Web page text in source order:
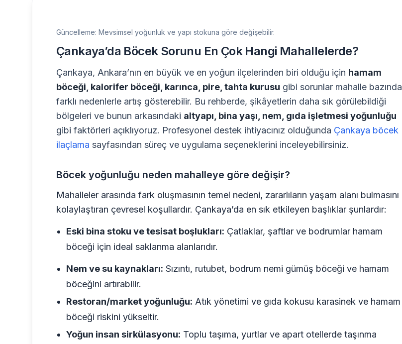
Güncelleme: Mevsimsel yoğunluk ve yapı stokuna göre değişebilir.
Çankaya’da Böcek Sorunu En Çok Hangi Mahallelerde?
Çankaya, Ankara’nın en büyük ve en yoğun ilçelerinden biri olduğu için hamam
böceği, kalorifer böceği, karınca, pire, tahta kurusu gibi sorunlar mahalle bazında
farklı nedenlerle artış gösterebilir. Bu rehberde, şikâyetlerin daha sık görülebildiği
bölgeleri ve bunun arkasındaki altyapı, bina yaşı, nem, gıda işletmesi yoğunluğu
gibi faktörleri açıklıyoruz. Profesyonel destek ihtiyacınız olduğunda Çankaya böcek
ilaçlama sayfasından süreç ve uygulama seçeneklerini inceleyebilirsiniz.
Böcek yoğunluğu neden mahalleye göre değişir?
Mahalleler arasında fark oluşmasının temel nedeni, zararlıların yaşam alanı bulmasını
kolaylaştıran çevresel koşullardır. Çankaya’da en sık etkileyen başlıklar şunlardır:
Eski bina stoku ve tesisat boşlukları: Çatlaklar, şaftlar ve bodrumlar hamam
böceği için ideal saklanma alanlarıdır.
Nem ve su kaynakları: Sızıntı, rutubet, bodrum nemi gümüş böceği ve hamam
böceğini artırabilir.
Restoran/market yoğunluğu: Atık yönetimi ve gıda kokusu karasinek ve hamam
böceği riskini yükseltir.
Yoğun insan sirkülasyonu: Toplu taşıma, yurtlar ve apart otellerde taşınma